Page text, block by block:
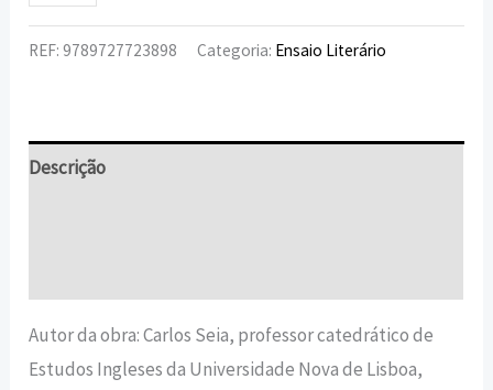
REF:9789727723898 Categoria: Ensaio Literário
Descrição
Autor da obra: Carlos Seia, professor catedrático de
Estudos Ingleses da Universidade Nova de Lisboa,